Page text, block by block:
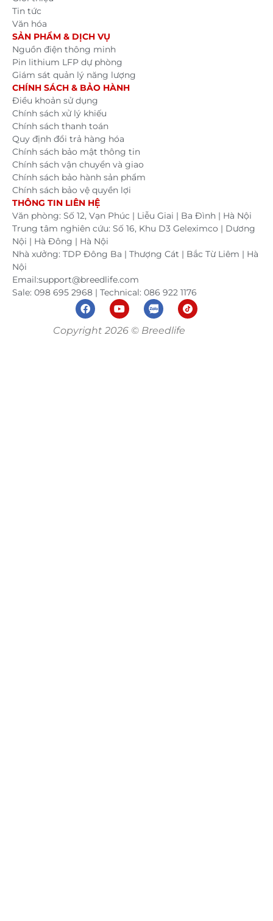
Tin tức
Văn hóa
SẢN PHẨM & DỊCH VỤ
Nguồn điện thông minh
Pin lithium LFP dự phòng
Giám sát quản lý năng lượng
CHÍNH SÁCH & BẢO HÀNH
Điều khoản sử dụng
Chính sách xử lý khiếu
Chính sách thanh toán
Quy định đổi trả hàng hóa
Chính sách bảo mật thông tin
Chính sách vận chuyển và giao
Chính sách bảo hành sản phẩm
Chính sách bảo vệ quyền lợi
THÔNG TIN LIÊN HỆ
Văn phòng: Số 12, Vạn Phúc | Liễu Giai | Ba Đình | Hà Nội
Trung tâm nghiên cứu: Số 16, Khu D3 Geleximco | Dương
Nội | Hà Đông | Hà Nội
Nhà xưởng: TDP Đông Ba | Thượng Cát | Bắc Từ Liêm | Hà
Nội
Email:support@breedlife.com
Sale: 098 695 2968 | Technical: 086 922 1176
Copyright 2026 © Breedlife